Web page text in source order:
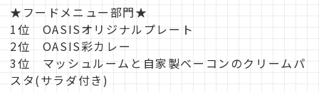
★フードメニュー部門★
1位 OASISオリジナルプレート
2位 OASIS彩カレー
3位 マッシュルームと自家製ベーコンのクリームパ
スタ(サラダ付き)